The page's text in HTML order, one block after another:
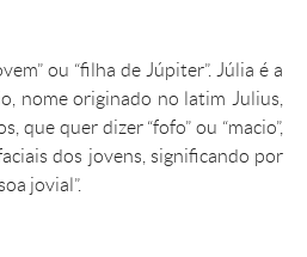
ou “filha de Júpiter”. Júlia é a
nomeoriginado no latim Julius,
que quer dizer “fofo” ou “macio”,
dos jovens, significando por
jovial”.